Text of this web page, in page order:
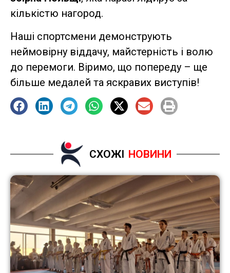
кількістю нагород.
Наші спортсмени демонструють
неймовірну віддачу, майстерність і волю
до перемоги. Віримо, що попереду – ще
більше медалей та яскравих виступів!
СХОЖІ НОВИНИ